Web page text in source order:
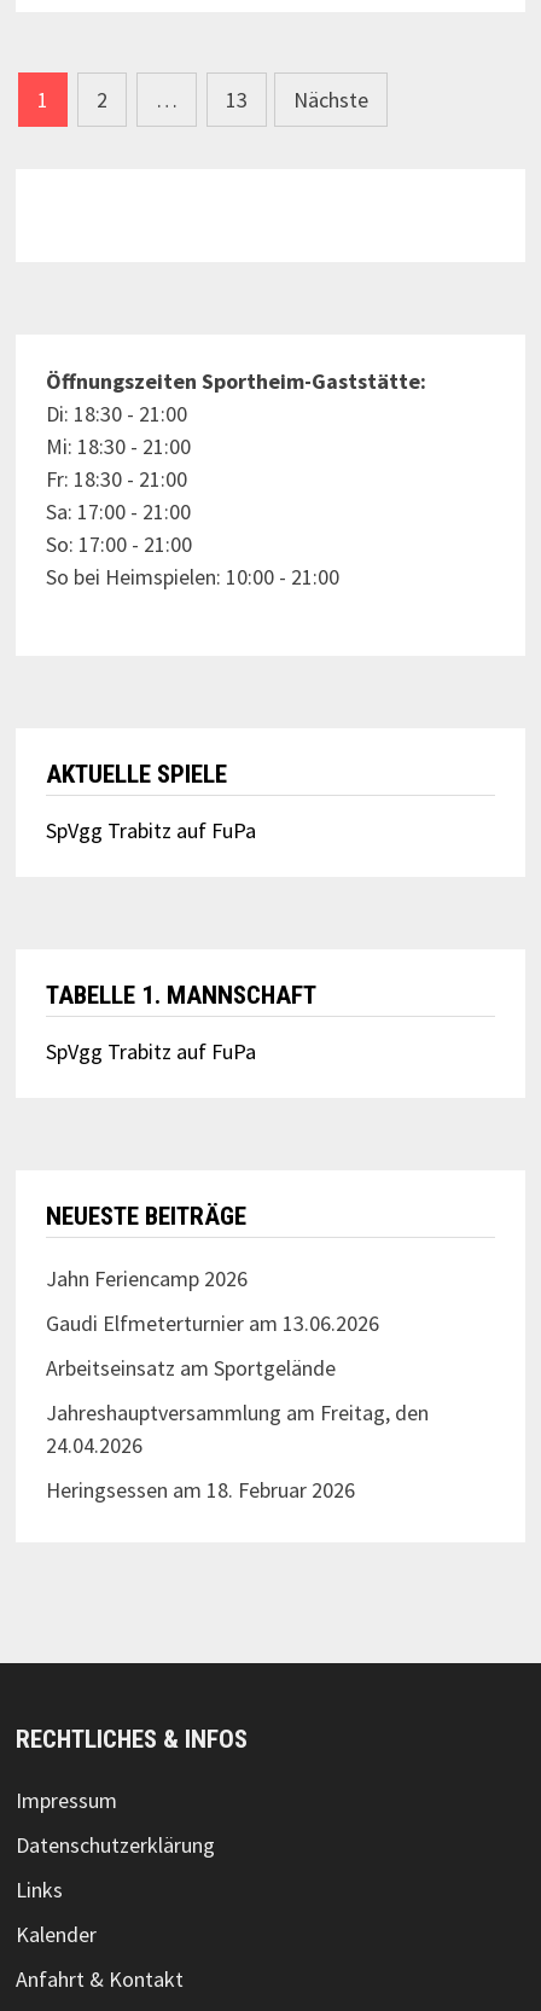
Seitennummerierung
der
1 2 … 13 Nächste
Öffnungszeiten Sportheim-Gaststätte:
Di: 18:30 - 21:00
Mi: 18:30 - 21:00
Fr: 18:30 - 21:00
Sa: 17:00 - 21:00
So: 17:00 - 21:00
So bei Heimspielen: 10:00 - 21:00
AKTUELLE SPIELE
SpVgg Trabitz auf FuPa
TABELLE 1. MANNSCHAFT
SpVgg Trabitz auf FuPa
NEUESTE BEITRÄGE
Jahn Feriencamp 2026
Gaudi Elfmeterturnier am 13.06.2026
Arbeitseinsatz am Sportgelände
Jahreshauptversammlung am Freitag, den
24.04.2026
Heringsessen am 18. Februar 2026
RECHTLICHES & INFOS
Impressum
Datenschutzerklärung
Links
Kalender
Anfahrt & Kontakt